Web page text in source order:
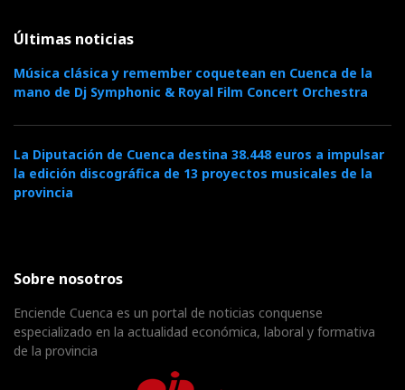
Últimas noticias
Música clásica y remember coquetean en Cuenca de la
mano de Dj Symphonic & Royal Film Concert Orchestra
La Diputación de Cuenca destina 38.448 euros a impulsar
la edición discográfica de 13 proyectos musicales de la
provincia
Sobre nosotros
Enciende Cuenca es un portal de noticias conquense
especializado en la actualidad económica, laboral y formativa
de la provincia